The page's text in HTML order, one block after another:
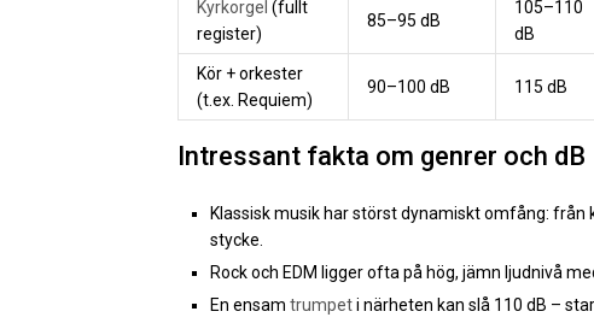
Kyrkorgel (fullt
register)
85–95 dB
105–110
dB
Kör + orkester
(t.ex. Requiem)
90–100 dB 115 dB
Intressant fakta om genrer och dB
Klassisk musik har störst dynamiskt omfång: från
stycke.
Rock och EDM ligger ofta på hög, jämn ljudnivå
En ensam trumpeti närheten kan slå 110 dB –